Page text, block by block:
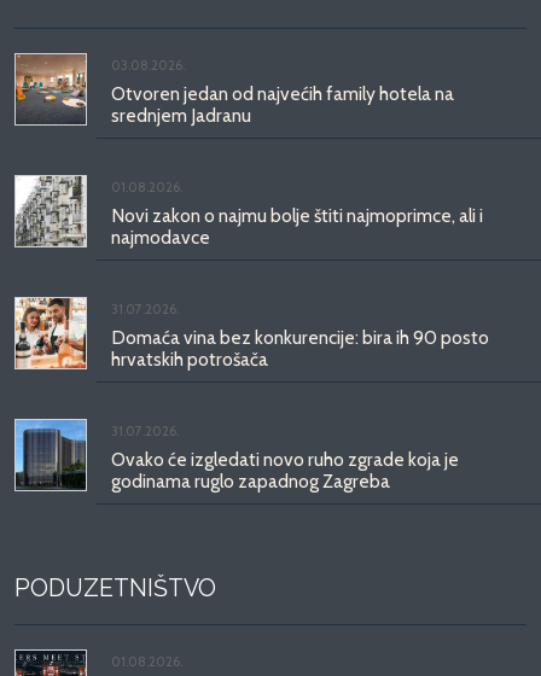
03.08.2026.
Otvoren jedan od najvećih family hotela na
srednjem Jadranu
01.08.2026.
Novi zakon o najmu bolje štiti najmoprimce, ali i
najmodavce
31.07.2026.
Domaća vina bez konkurencije: bira ih 90 posto
hrvatskih potrošača
31.07.2026.
Ovako će izgledati novo ruho zgrade koja je
godinama ruglo zapadnog Zagreba
PODUZETNIŠTVO
01.08.2026.